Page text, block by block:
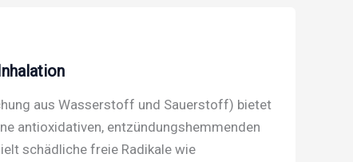
aus Wasserstoff und Sauerstoff) bietet
antioxidativen, entzündungshemmenden
schädliche freie Radikale wie